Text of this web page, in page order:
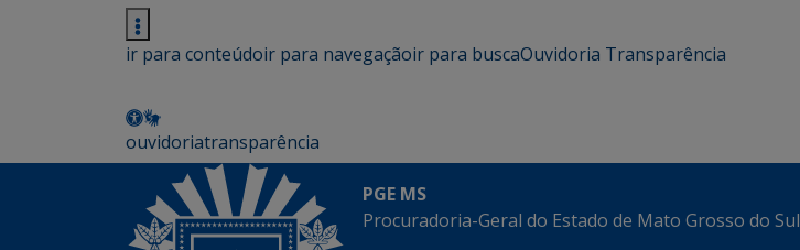
ir para conteúdoir para navegaçãoir para buscaOuvidoria Transparência
ouvidoriatransparência
PGE MS
Procuradoria-Geral do Estado de Mato Grosso do Sul